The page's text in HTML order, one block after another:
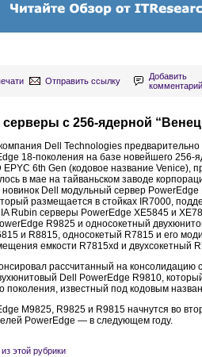
Отправить ссылку
Добавить
комментарий
серверы с 256-ядерной
Dell Technologies
18-поколения на базе новейшего 256-
6th Gen (кодовое название Venice),
в мае на тайваньском заводе
Dell модульный сервер
размещается в стойках IR7000,
Rubin серверы PowerEdge XE5845 и
R9825 и односокетный
и R8815, односокетый R7815 и его
емкости R7815xd и двухсокетный
рассчитанный на консолидацию
Dell PowerEdge R9810,
поколения, известный под кодовым
M9825, R9825 и R9815 начнутся во
PowerEdge — в следующем году.
этой рубрики